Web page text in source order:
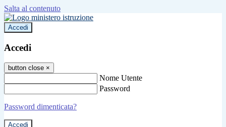
Salta al contenuto
Accedi
Accedi
button close ×
Nome Utente
Password
Password dimenticata?